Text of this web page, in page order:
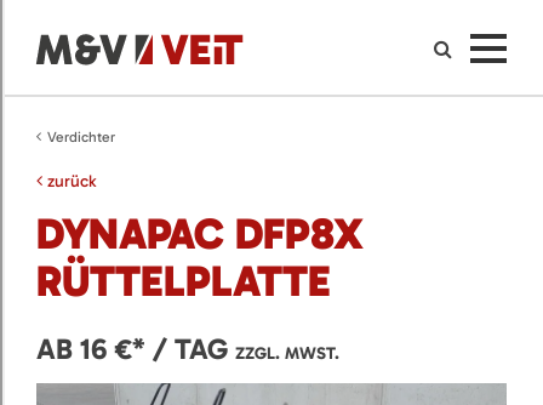
Verdichter
zurück
DYNAPAC DFP8X
RÜTTELPLATTE
AB 16 €* / TAG ZZGL. MWST.